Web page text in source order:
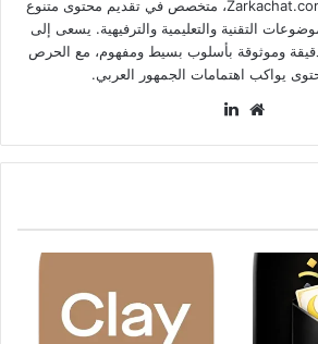
كاتب ومحرر لدى موقع Zarkachat.com، متخصص في تقديم محتوى متنوع
التقنية والتعليمية والترفيهية. يسعى إلى
دقيقة وموثوقة بأسلوب بسيط ومفهوم، مع الحرص
يواكب اهتمامات الجمهور العربي.
موقع